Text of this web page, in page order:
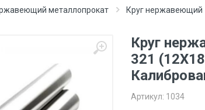
металлопрокат Круг нержавеющий
Круг
321
Артикул: 1034